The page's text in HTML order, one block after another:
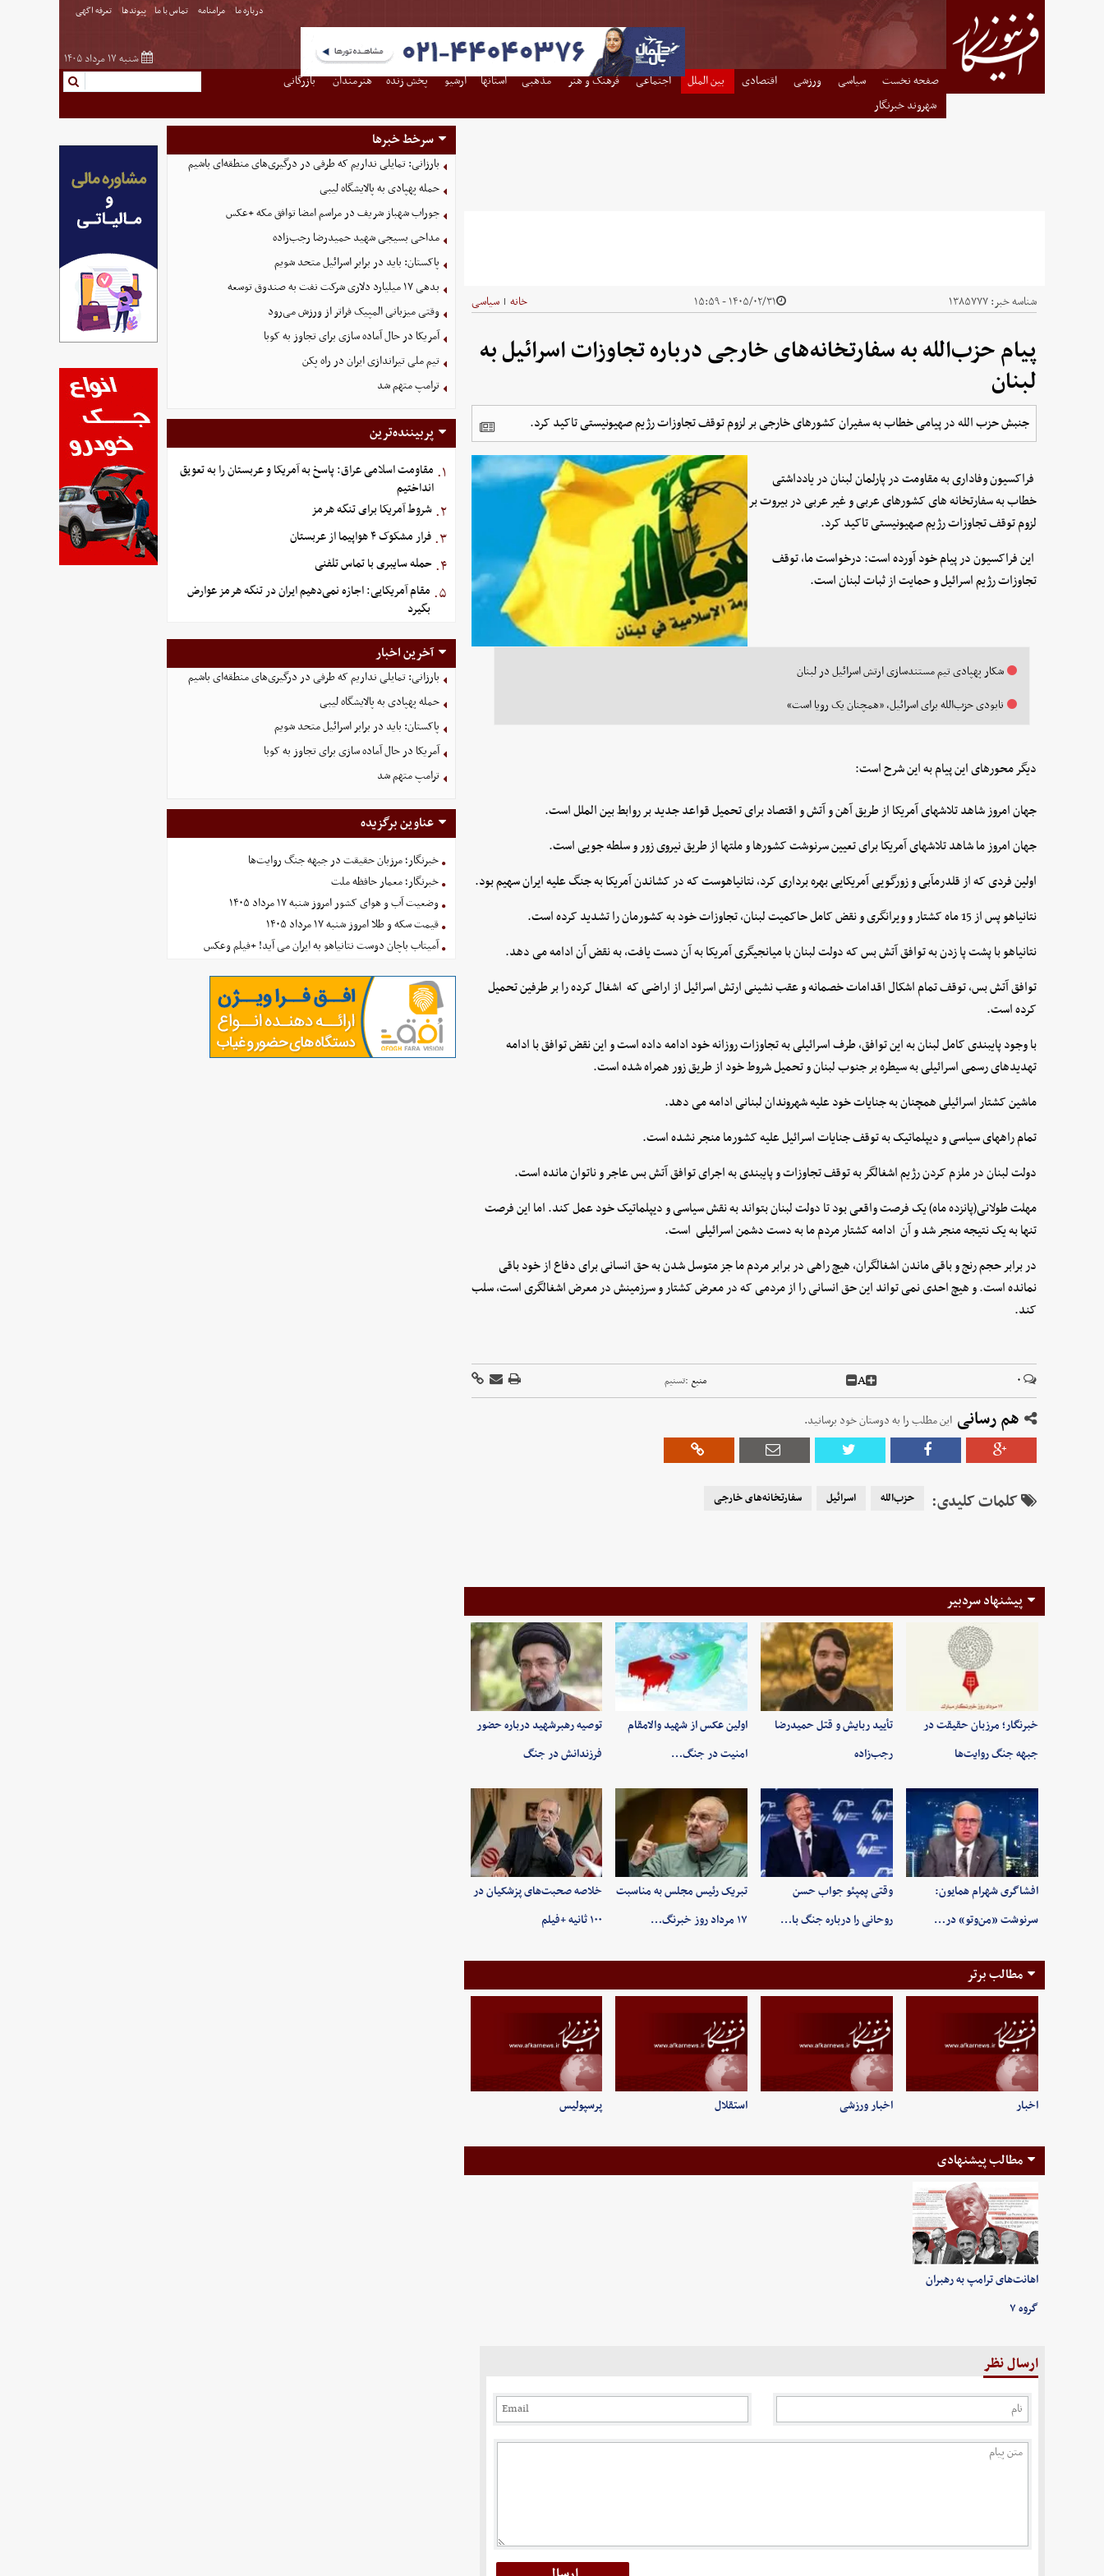
درباره ما مرامنامه تماس با ما پیوندها تعرفه اگهی
شنبه ۱۷ مرداد ۱۴۰۵
صفحه نخست سیاسی ورزشی اقتصادی بین الملل اجتماعی فرهنگ و هنر مذهبی استانها آرشیو پخش زنده هنرمندان
بازرگانی
شهروند خبرنگار
شناسه خبر:۱۳۸۵۷۷۷ ۱۴۰۵/۰۲/۳۱ - ۱۵:۵۹ خانه | سیاسی
پیام حزب‌الله به سفارتخا‌نه‌های خارجی درباره تجاوزات اسرائیل به
لبنان
جنبش حزب الله در پیامی خطاب به سفیران کشورهای خارجی بر لزوم توقف تجاوزات رژیم صهیونیستی تاکید کرد.
فراکسیون وفاداری به مقاومت در پارلمان لبنان در یادداشتی
خطاب به سفارتخانه های کشورهای عربی و غیر عربی در بیروت بر
لزوم توقف تجاوزات رژیم صهیونیستی تاکید کرد.
این فراکسیون در پیام خود آورده است: درخواست ما، توقف
تجاوزات رژیم اسرائیل و حمایت از ثبات لبنان است.
شکار پهپادی تیم مستندسازی ارتش اسرائیل در لبنان
نابودی حزب‌الله برای اسرائیل، «همچنان یک رویا است»
دیگر محورهای این پیام به این شرح است:
جهان امروز شاهد تلاشهای آمریکا از طریق آهن و آتش و اقتصاد برای تحمیل قواعد جدید بر روابط بین الملل است.
جهان امروز ما شاهد تلاشهای آمریکا برای تعیین سرنوشت کشورها و ملتها از طریق نیروی زور و سلطه جویی است.
اولین فردی که از قلدرمآبی و زورگویی آمریکایی بهره برداری کرد، نتانیاهوست که در کشاندن آمریکا به جنگ علیه ایران سهیم بود.
نتانیاهو پس از 15 ماه کشتار و ویرانگری و نقض کامل حاکمیت لبنان، تجاوزات خود به کشورمان را تشدید کرده است.
نتانیاهو با پشت پا زدن به توافق آتش بس که دولت لبنان با میانجیگری آمریکا به آن دست یافت، به نقض آن ادامه می دهد.
توافق آتش بس، توقف تمام اشکال اقدامات خصمانه و عقب نشینی ارتش اسرائیل از اراضی که اشغال کرده را بر طرفین تحمیل
کرده است.
با وجود پایبندی کامل لبنان به این توافق، طرف اسرائیلی به تجاوزات روزانه خود ادامه داده است و این نقض توافق با ادامه
تهدیدهای رسمی اسرائیلی به سیطره بر جنوب لبنان و تحمیل شروط خود از طریق زور همراه شده است.
ماشین کشتار اسرائیلی همچنان به جنایات خود علیه شهروندان لبنانی ادامه می دهد.
تمام راههای سیاسی و دیپلماتیک به توقف جنایات اسرائیل علیه کشورما منجر نشده است.
دولت لبنان در ملزم کردن رژیم اشغالگر به توقف تجاوزات و پایبندی به اجرای توافق آتش بس عاجر و ناتوان مانده است.
مهلت طولانی(پانزده ماه) یک فرصت واقعی بود تا دولت لبنان بتواند به نقش سیاسی و دیپلماتیک خود عمل کند. اما این فرصت
تنها به یک نتیجه منجر شد و آن ادامه کشتار مردم ما به دست دشمن اسرائیلی است.
در برابر حجم رنج و باقی ماندن اشغالگران، هیچ راهی در برابر مردم ما جز متوسل شدن به حق انسانی برای دفاع از خود باقی
نمانده است. و هیچ احدی نمی تواند این حق انسانی را از مردمی که در معرض کشتار و سرزمینش در معرض اشغالگری است، سلب
کند.
۰ A منبع :تسنیم
هم رسانی این مطلب را به دوستان خود برسانید.
کلمات کلیدی: حزب‌الله اسرائیل سفارتخانه‌های خارجی
پیشنهاد سردبیر
خبرنگار؛ مرزبان حقیقت در
جبهه جنگ روایت‌ها
تأیید ربایش و قتل حمیدرضا
رجب‌زاده
اولین عکس از شهید والامقام
امنیت در جنگ…
توصیه رهبرشهید درباره حضور
فرزندانش در جنگ
افشاگری شهرام همایون:
سرنوشت «من‌وتو» در…
وقتی پمپئو جواب حسن
روحانی را درباره جنگ با…
تبریک رئیس مجلس به مناسبت
۱۷ مرداد روز خبرنگ…
خلاصه صحبت‌های پزشکیان در
۱۰۰ ثانیه +فیلم
مطالب برتر
اخبار اخبار ورزشی استقلال پرسپولیس
مطالب پیشنهادی
اهانت‌های ترامپ به رهبران
گروه ۷
ارسال نظر
سرخط خبرها
بارزانی: تمایلی نداریم که طرفی در درگیری‌های منطقه‌ای باشیم
حمله پهپادی به پالایشگاه لیبی
جوراب‌ شهباز شریف در مراسم امضا توافق‌ مکه +عکس
مداحی بسیجی شهید حمیدرضا رجب‌زاده
پاکستان: باید در برابر اسرائیل متحد شویم
بدهی ١٧ میلیارد دلاری شرکت نفت به صندوق توسعه
وقتی میزبانی المپیک فراتر از ورزش می‌رود
آمریکا در حال آماده سازی برای تجاوز به کوبا
تیم ملی تیراندازی ایران در راه پکن
ترامپ متهم شد
پربیننده‌ترین
۱. مقاومت اسلامی عراق: پاسخ به آمریکا و عربستان را به تعویق
انداختیم
۲. شروط آمریکا برای تنگه هرمز
۳. فرار مشکوک ۴ هواپیما از عربستان
۴. حمله سایبری با تماس تلفنی
۵. مقام آمریکایی: اجازه نمی‌دهیم ایران در تنگه هرمز عوارض
بگیرد
آخرین اخبار
بارزانی: تمایلی نداریم که طرفی در درگیری‌های منطقه‌ای باشیم
حمله پهپادی به پالایشگاه لیبی
پاکستان: باید در برابر اسرائیل متحد شویم
آمریکا در حال آماده سازی برای تجاوز به کوبا
ترامپ متهم شد
عناوین برگزیده
خبرنگار؛ مرزبان حقیقت در جبهه جنگ روایت‌ها
خبرنگار؛ معمار حافظه ملت
وضعیت آب و هوای کشور امروز شنبه ۱۷ مرداد ۱۴۰۵
قیمت سکه و طلا امروز شنبه ۱۷ مرداد ۱۴۰۵
آمیتاب باچان دوست نتانیاهو به ایران می آید! +فیلم وعکس